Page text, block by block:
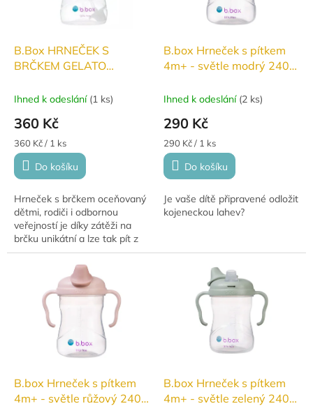
B.Box HRNEČEK S
BRČKEM GELATO
Ihned k odeslání (1 ks)
360 Kč
Měrná
cena:
360 Kč / 1 ks
Do košíku
Hrneček s brčkem oceňovaný
dětmi, rodiči i odbornou
veřejností je díky zátěži na
brčku unikátní a lze tak pít z
pod jakýmkoli úhlem. Vše děti
B.box Hrneček s pítkem
4m+ - světle modrý 240
Ihned k odeslání (2 ks)
290 Kč
Měrná
cena:
290 Kč / 1 ks
Do košíku
Je vaše dítě připravené odložit
kojeneckou lahev?
B.box Hrneček s pítkem
4m+ - světle růžový 240
B.box Hrneček s pítkem
4m+ - světle zelený 240